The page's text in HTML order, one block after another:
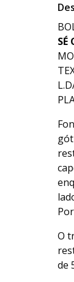
SÉ
O
de